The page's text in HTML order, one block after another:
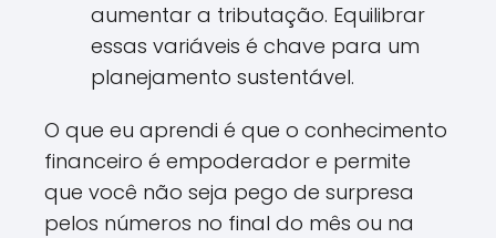
aumentar a tributação. Equilibrar
essas variáveis é chave para um
planejamento sustentável.
O que eu aprendi é que o conhecimento
financeiro é empoderador e permite
que você não seja pego de surpresa
pelos números no final do mês ou na